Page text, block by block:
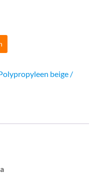
beige /